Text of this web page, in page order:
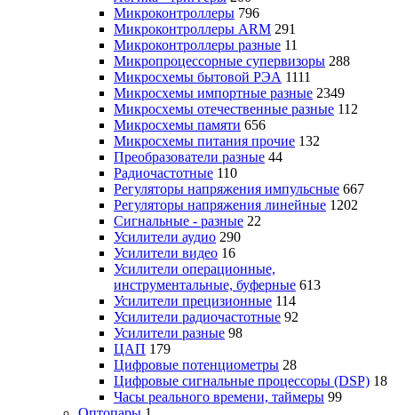
Микроконтроллеры 796
Микроконтроллеры ARM 291
Микроконтроллеры разные 11
Микропроцессорные супервизоры 288
Микросхемы бытовой РЭА 1111
Микросхемы импортные разные 2349
Микросхемы отечественные разные 112
Микросхемы памяти 656
Микросхемы питания прочие 132
Преобразователи разные 44
Радиочастотные 110
Регуляторы напряжения импульсные 667
Регуляторы напряжения линейные 1202
Сигнальные - разные 22
Усилители аудио 290
Усилители видео 16
Усилители операционные,
инструментальные, буферные 613
Усилители прецизионные 114
Усилители радиочастотные 92
Усилители разные 98
ЦАП 179
Цифровые потенциометры 28
Цифровые сигнальные процессоры (DSP) 18
Часы реального времени, таймеры 99